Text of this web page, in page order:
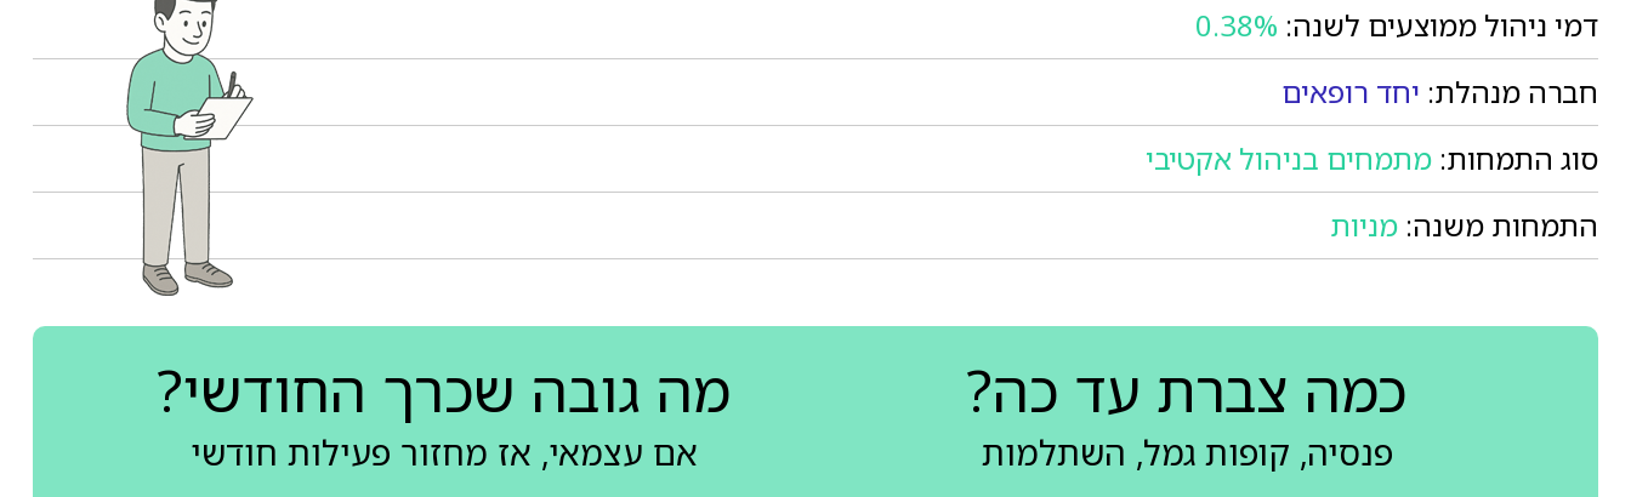
דמי ניהול ממוצעים לשנה: 0.38%
חברה מנהלת: יחד רופאים
סוג התמחות: מתמחים בניהול אקטיבי
התמחות משנה: מניות
כמה צברת עד כה?
פנסיה, קופות גמל, השתלמות
מה גובה שכרך החודשי?
אם עצמאי, אז מחזור פעילות חודשי